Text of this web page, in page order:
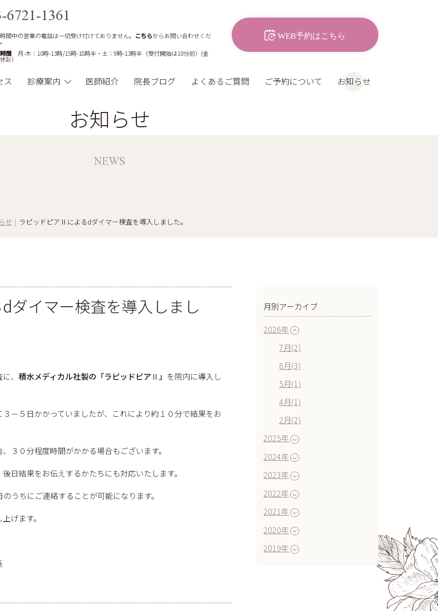
1361
間中の営業の電話は一切受け付けておりません。 こちらからお問い合わせくだ
間月-木：10時-13時/15時-18時半・土：9時-13時半（受付開始は10分前）(金
診)
WEB予約はこちら
ス 診療案内 医師紹介 院長ブログ よくあるご質問 ご予約について お知らせ
お知らせ
NEWS
せ | ラピッドピアⅡによるdダイマー検査を導入しました。
イマー検査を導入しまし
、 積水メディカル社製の「ラピッドピアⅡ」 を院内に導入し
－５日かかっていましたが、これにより約１０分で結果をお
３０分程度時間がかかる場合もございます。
日結果をお伝えするかたちにも対応いたします。
うちにご連絡することが可能になります。
げます。
月別アーカイブ
2026年
7月(2)
6月(3)
5月(1)
4月(1)
2月(2)
2025年
2024年
2023年
2022年
2021年
2020年
2019年